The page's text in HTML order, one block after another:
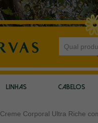
LINHAS CABELOS
Creme Corporal Ultra Riche